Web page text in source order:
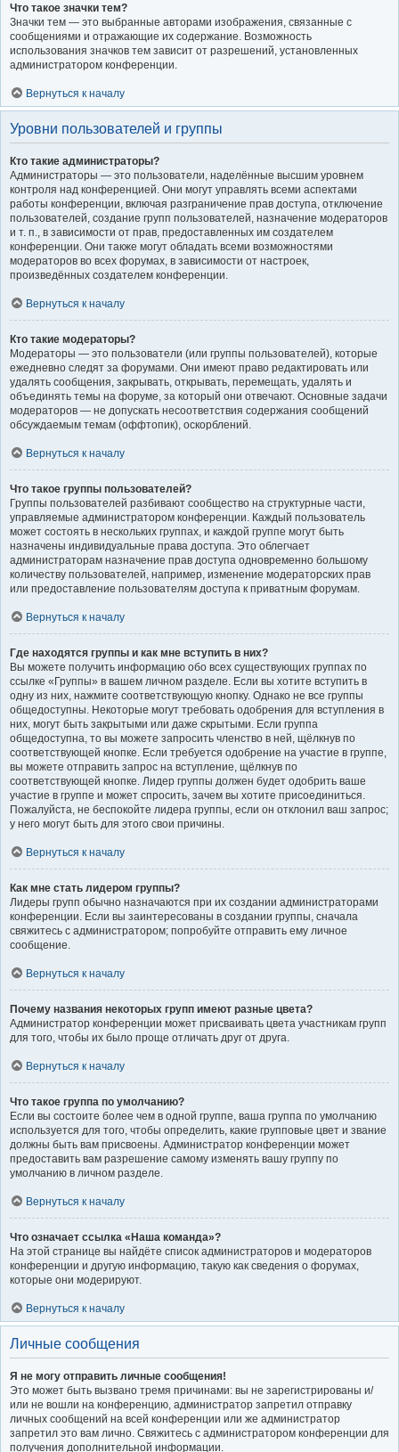
Что такое значки тем?
Значки тем — это выбранные авторами изображения, связанные с
сообщениями и отражающие их содержание. Возможность
использования значков тем зависит от разрешений, установленных
администратором конференции.
Вернуться к началу
Уровни пользователей и группы
Кто такие администраторы?
Администраторы — это пользователи, наделённые высшим уровнем
контроля над конференцией. Они могут управлять всеми аспектами
работы конференции, включая разграничение прав доступа, отключение
пользователей, создание групп пользователей, назначение модераторов
и т. п., в зависимости от прав, предоставленных им создателем
конференции. Они также могут обладать всеми возможностями
модераторов во всех форумах, в зависимости от настроек,
произведённых создателем конференции.
Вернуться к началу
Кто такие модераторы?
Модераторы — это пользователи (или группы пользователей), которые
ежедневно следят за форумами. Они имеют право редактировать или
удалять сообщения, закрывать, открывать, перемещать, удалять и
объединять темы на форуме, за который они отвечают. Основные задачи
модераторов — не допускать несоответствия содержания сообщений
обсуждаемым темам (оффтопик), оскорблений.
Вернуться к началу
Что такое группы пользователей?
Группы пользователей разбивают сообщество на структурные части,
управляемые администратором конференции. Каждый пользователь
может состоять в нескольких группах, и каждой группе могут быть
назначены индивидуальные права доступа. Это облегчает
администраторам назначение прав доступа одновременно большому
количеству пользователей, например, изменение модераторских прав
или предоставление пользователям доступа к приватным форумам.
Вернуться к началу
Где находятся группы и как мне вступить в них?
Вы можете получить информацию обо всех существующих группах по
ссылке «Группы» в вашем личном разделе. Если вы хотите вступить в
одну из них, нажмите соответствующую кнопку. Однако не все группы
общедоступны. Некоторые могут требовать одобрения для вступления в
них, могут быть закрытыми или даже скрытыми. Если группа
общедоступна, то вы можете запросить членство в ней, щёлкнув по
соответствующей кнопке. Если требуется одобрение на участие в группе,
вы можете отправить запрос на вступление, щёлкнув по
соответствующей кнопке. Лидер группы должен будет одобрить ваше
участие в группе и может спросить, зачем вы хотите присоединиться.
Пожалуйста, не беспокойте лидера группы, если он отклонил ваш запрос;
у него могут быть для этого свои причины.
Вернуться к началу
Как мне стать лидером группы?
Лидеры групп обычно назначаются при их создании администраторами
конференции. Если вы заинтересованы в создании группы, сначала
свяжитесь с администратором; попробуйте отправить ему личное
сообщение.
Вернуться к началу
Почему названия некоторых групп имеют разные цвета?
Администратор конференции может присваивать цвета участникам групп
для того, чтобы их было проще отличать друг от друга.
Вернуться к началу
Что такое группа по умолчанию?
Если вы состоите более чем в одной группе, ваша группа по умолчанию
используется для того, чтобы определить, какие групповые цвет и звание
должны быть вам присвоены. Администратор конференции может
предоставить вам разрешение самому изменять вашу группу по
умолчанию в личном разделе.
Вернуться к началу
Что означает ссылка «Наша команда»?
На этой странице вы найдёте список администраторов и модераторов
конференции и другую информацию, такую как сведения о форумах,
которые они модерируют.
Вернуться к началу
Личные сообщения
Я не могу отправить личные сообщения!
Это может быть вызвано тремя причинами: вы не зарегистрированы и/
или не вошли на конференцию, администратор запретил отправку
личных сообщений на всей конференции или же администратор
запретил это вам лично. Свяжитесь с администратором конференции для
получения дополнительной информации.